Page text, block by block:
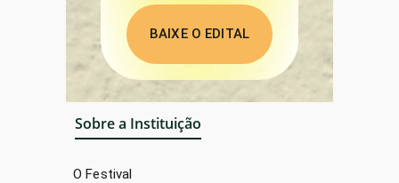
BAIXE O EDITAL
Sobre a Instituição
O Festival